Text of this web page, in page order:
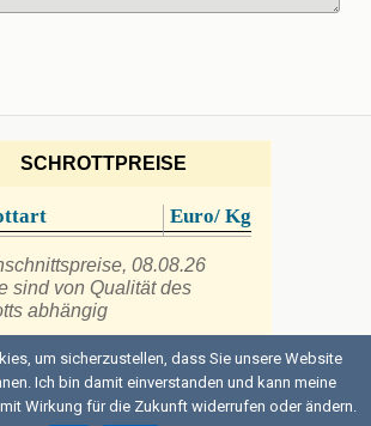
SCHROTTPREISE
Euro/ Kg
08.08.26
sind von Qualität des
abhängig
Back to top
um sicherzustellen, dass Sie unsere Website
Ich bin damit einverstanden und kann meine
Wirkung für die Zukunft widerrufen oder ändern.